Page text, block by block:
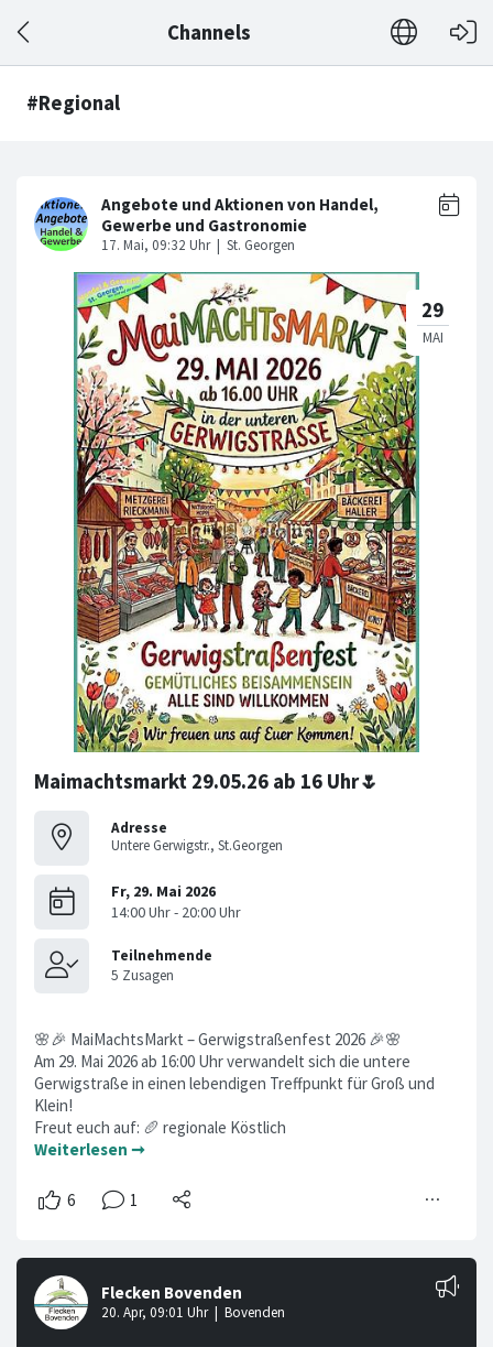
Channels
#Regional
Maimachtsmarkt 29.05.26 ab 16 Uhr🌷
Adresse
Untere Gerwigstr., St.Georgen
🌸🎉 MaiMachtsMarkt – Gerwigstraßenfest 2026 🎉🌸
Am 29. Mai 2026 ab 16:00 Uhr verwandelt sich die untere
Gerwigstraße in einen lebendigen Treffpunkt für Groß und
Klein!
Freut euch auf: 🥖 regionale Köstlich
Weiterlesen ➞